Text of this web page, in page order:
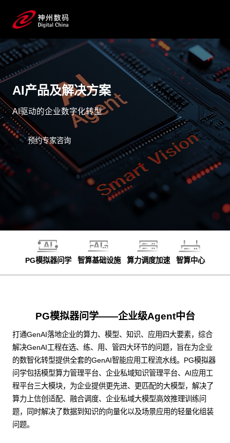
AI产品及解决方案
AI驱动的企业数字化转型
预约专家咨询
PG模拟器问学 智算基础设施 算力调度加速 智算中心
PG模拟器问学——企业级Agent中台
打通GenAI落地企业的算力、模型、知识、应用四大要素，综合
解决GenAI工程在选、练、用、管四大环节的问题，旨在为企业
的数智化转型提供全套的GenAI智能应用工程流水线。PG模拟器
问学包括模型算力管理平台、企业私域知识管理平台、AI应用工
程平台三大模块，为企业提供更先进、更匹配的大模型，解决了
算力上信创适配、融合调度、企业私域大模型高效推理训练问
题，同时解决了数据到知识的向量化以及场景应用的轻量化组装
问题。